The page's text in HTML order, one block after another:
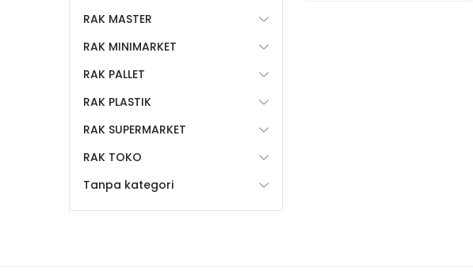
RAK MASTER
RAK MINIMARKET
RAK PALLET
RAK PLASTIK
RAK SUPERMARKET
RAK TOKO
Tanpa kategori